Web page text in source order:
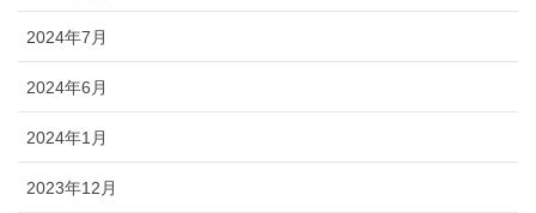
2024年7月
2024年6月
2024年1月
2023年12月